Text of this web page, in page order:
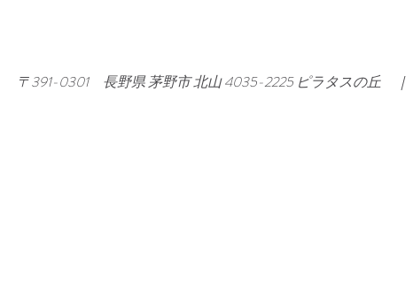
〒391-0301 長野県 茅野市 北山 4035-2225 ピラタスの丘 ｜